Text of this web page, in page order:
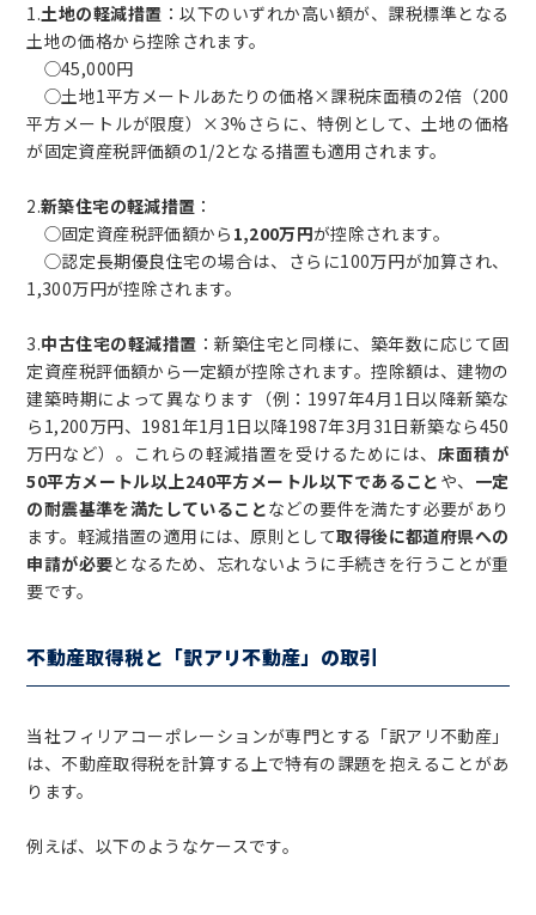
1.土地の軽減措置 ：以下のいずれか高い額が、課税標準となる
土地の価格から控除されます。
◯45,000円
◯土地1平方メートルあたりの価格×課税床面積の2倍（200
平方メートルが限度）×3%さらに、特例として、土地の価格
が固定資産税評価額の1/2となる措置も適用されます。
2.新築住宅の軽減措置 ：
◯固定資産税評価額から 1,200万円が控除されます。
◯認定長期優良住宅の場合は、さらに100万円が加算され、
1,300万円が控除されます。
3.中古住宅の軽減措置 ：新築住宅と同様に、築年数に応じて固
定資産税評価額から一定額が控除されます。控除額は、建物の
建築時期によって異なります（例：1997年4月1日以降新築な
ら1,200万円、1981年1月1日以降1987年3月31日新築なら450
万円など）。これらの軽減措置を受けるためには、床面積が
50平方メートル以上240平方メートル以下であること や、 一定
の耐震基準を満たしていることなどの要件を満たす必要があり
ます。軽減措置の適用には、原則として取得後に都道府県への
申請が必要となるため、忘れないように手続きを行うことが重
要です。
不動産取得税と「訳アリ不動産」の取引
当社フィリアコーポレーションが専門とする「訳アリ不動産」
は、不動産取得税を計算する上で特有の課題を抱えることがあ
ります。
例えば、以下のようなケースです。